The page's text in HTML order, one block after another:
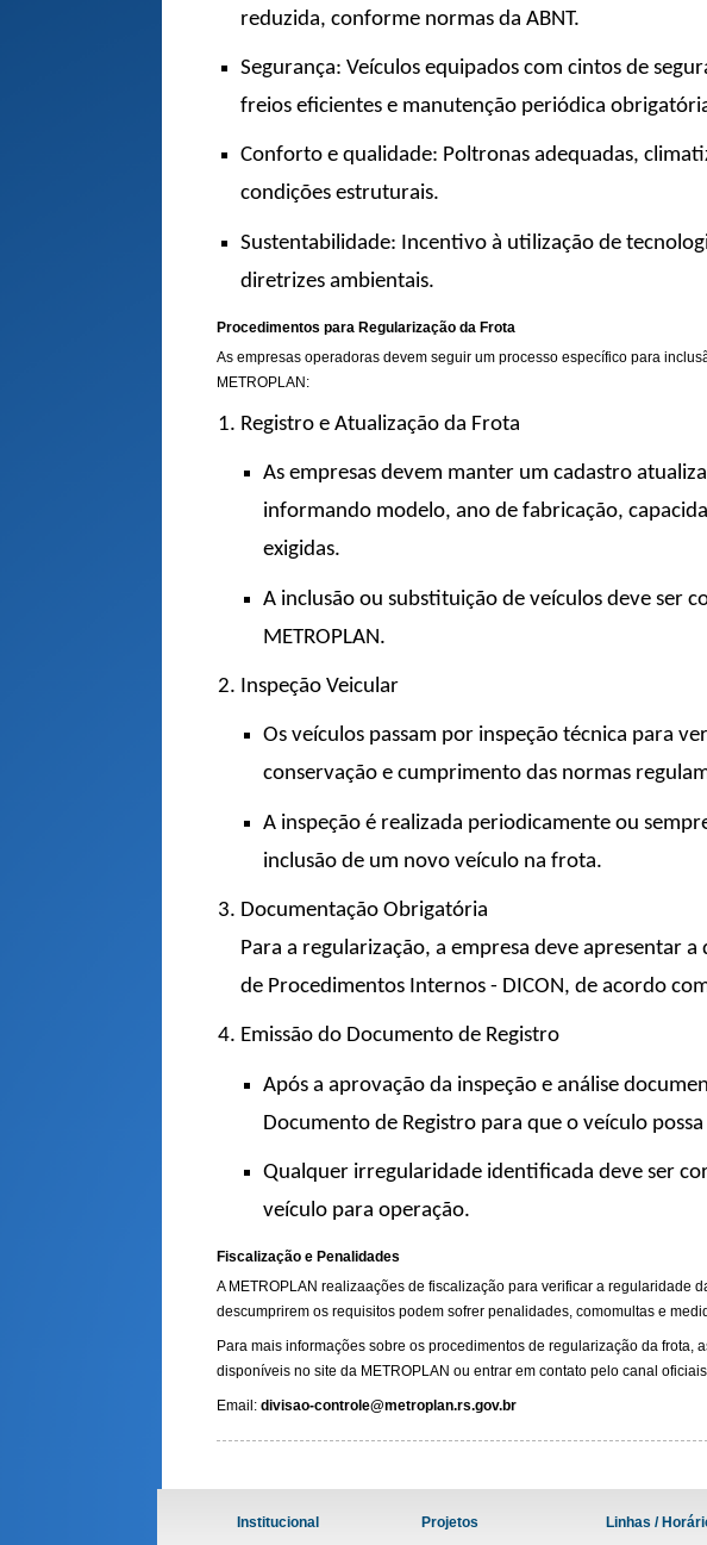
reduzida, conforme normas da ABNT.
Segurança: Veículos equipados com cintos de
freios eficientes e manutenção periódica
Conforto e qualidade: Poltronas adequadas,
condições estruturais.
Sustentabilidade: Incentivo à utilização de
diretrizes ambientais.
Procedimentos para Regularização da Frota
As empresas operadoras devem seguir um processo específico para
METROPLAN:
Registro e Atualização da Frota
As empresas devem manter um cadastro
informando modelo, ano de fabricação,
exigidas.
A inclusão ou substituição de veículos deve ser
METROPLAN.
Inspeção Veicular
Os veículos passam por inspeção técnica para
conservação e cumprimento das normas
A inspeção é realizada periodicamente ou
inclusão de um novo veículo na frota.
Documentação Obrigatória
Para a regularização, a empresa deve apresentar
de Procedimentos Internos - DICON, de acordo
Emissão do Documento de Registro
Após a aprovação da inspeção e análise
Documento de Registro para que o veículo
Qualquer irregularidade identificada deve ser
veículo para operação.
Fiscalização e Penalidades
A METROPLAN realizaações de fiscalização para verificar a regularidade
descumprirem os requisitos podem sofrer penalidades, comomultas e
Para mais informações sobre os procedimentos de regularização da frota,
disponíveis no site da METROPLAN ou entrar em contato pelo canal
Email: divisao-controle@metroplan.rs.gov.br
Institucional Projetos Linhas /